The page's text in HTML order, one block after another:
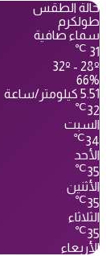
حالة الطقس
طولكرم
سماء صافية
31
℃
32º - 28º
66%
5.51 كيلومتر/ساعة
32
℃
السبت
34
℃
الأحد
35
℃
الأثنين
35
℃
الثلاثاء
35
℃
الأربعاء